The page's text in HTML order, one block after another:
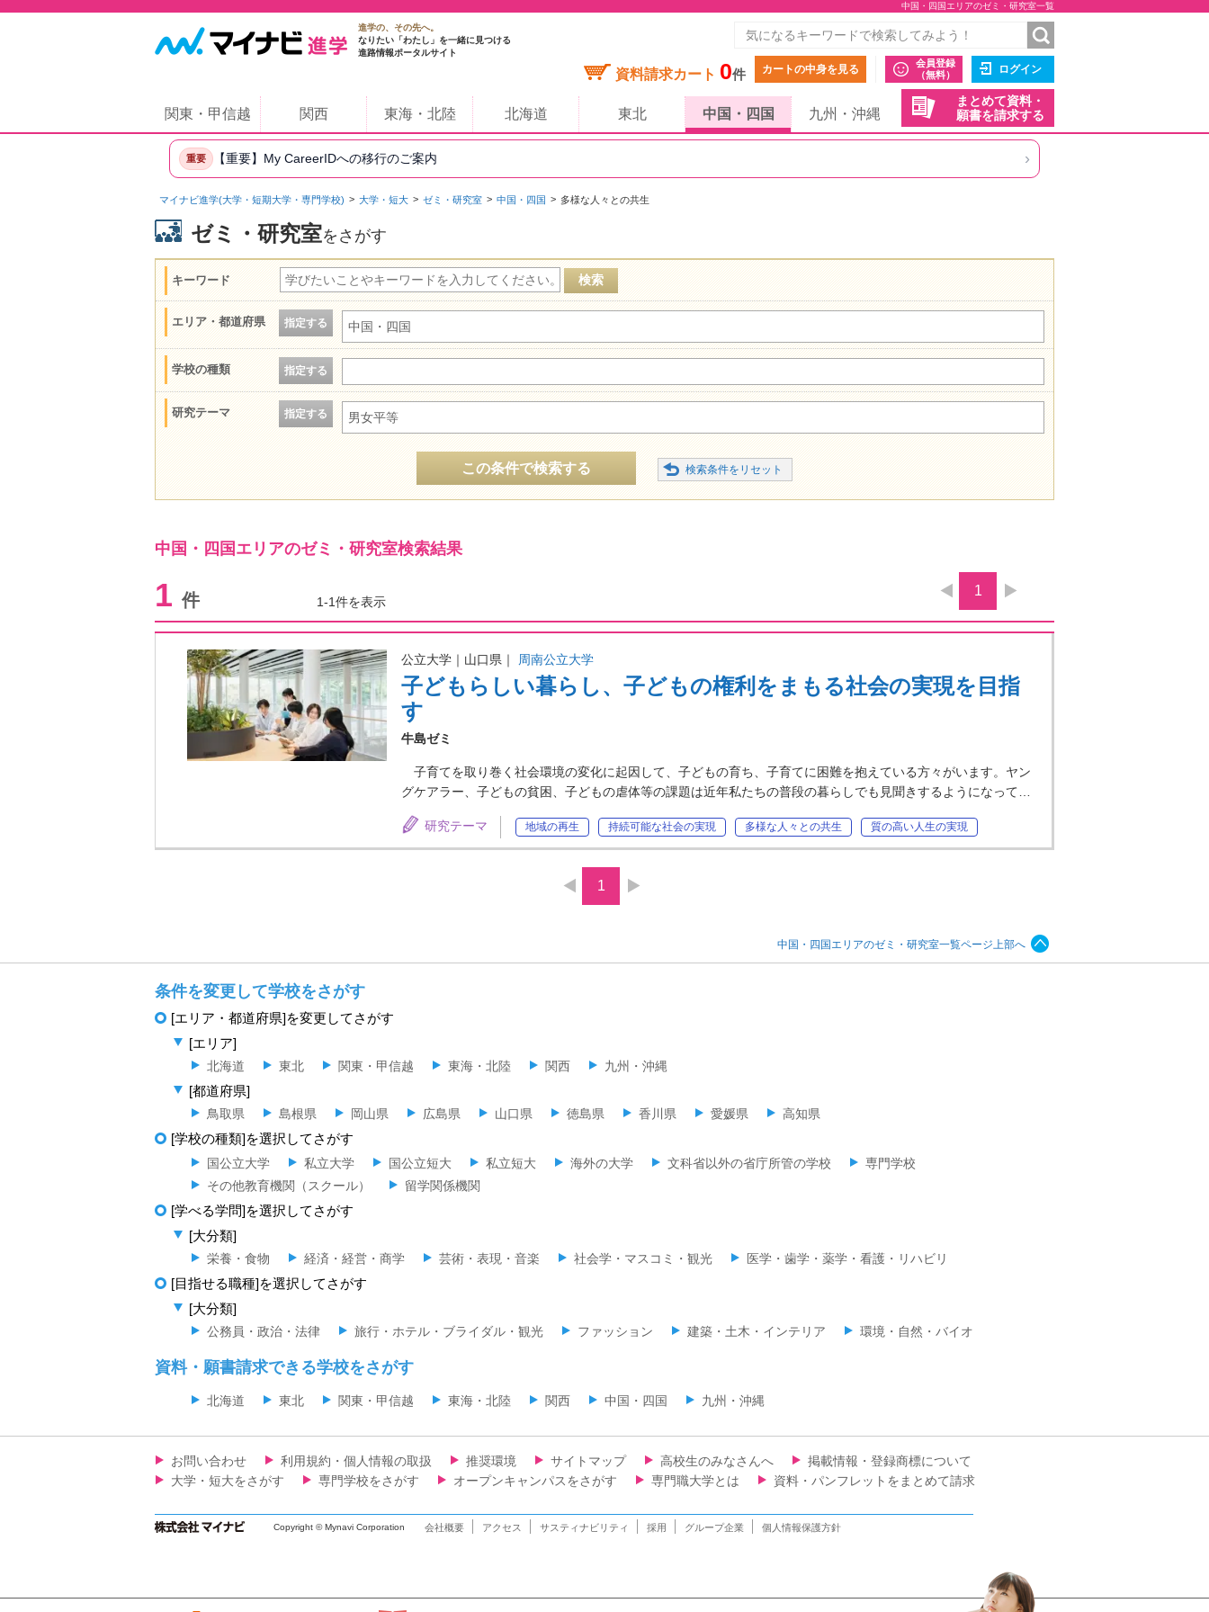
中国・四国エリアのゼミ・研究室一覧
進学の、その先へ。
なりたい「わたし」を一緒に見つける
進路情報ポータルサイト
資料請求カート 0件 カートの中身を見る
会員登録
（無料）
ログイン
まとめて資料・
願書を請求する
関東・甲信越 関西 東海・北陸 北海道 東北 中国・四国 九州・沖縄
重要 【重要】My CareerIDへの移行のご案内 ›
マイナビ進学(大学・短期大学・専門学校) 大学・短大 ゼミ・研究室 中国・四国 多様な人々との共生
ゼミ・研究室をさがす
キーワード
エリア・都道府県 指定する 中国・四国
学校の種類 指定する
研究テーマ 指定する 男女平等
この条件で検索する
中国・四国エリアのゼミ・研究室検索結果
1 件 1-1件を表示
1
公立大学｜山口県｜ 周南公立大学
子どもらしい暮らし、子どもの権利をまもる社会の実現を目指
す
牛島ゼミ
子育てを取り巻く社会環境の変化に起因して、子どもの育ち、子育てに困難を抱えている方々がいます。ヤン
グケアラー、子どもの貧困、子どもの虐体等の課題は近年私たちの普段の暮らしでも見聞きするようになって…
研究テーマ 地域の再生 持続可能な社会の実現 多様な人々との共生 質の高い人生の実現
1
中国・四国エリアのゼミ・研究室一覧ページ上部へ
条件を変更して学校をさがす
[エリア・都道府県]を変更してさがす
[エリア]
北海道 東北 関東・甲信越 東海・北陸 関西 九州・沖縄
[都道府県]
鳥取県 島根県 岡山県 広島県 山口県 徳島県 香川県 愛媛県 高知県
[学校の種類]を選択してさがす
国公立大学 私立大学 国公立短大 私立短大 海外の大学 文科省以外の省庁所管の学校
専門学校
その他教育機関（スクール）
留学関係機関
[学べる学問]を選択してさがす
[大分類]
栄養・食物 経済・経営・商学 芸術・表現・音楽 社会学・マスコミ・観光 医学・歯学・薬学・看護・リハビリ
[目指せる職種]を選択してさがす
[大分類]
公務員・政治・法律 旅行・ホテル・ブライダル・観光 ファッション 建築・土木・インテリア 環境・自然・バイオ
資料・願書請求できる学校をさがす
北海道 東北 関東・甲信越 東海・北陸 関西 中国・四国 九州・沖縄
お問い合わせ 利用規約・個人情報の取扱 推奨環境 サイトマップ 高校生のみなさんへ
掲載情報・登録商標について
大学・短大をさがす
専門学校をさがす オープンキャンパスをさがす 専門職大学とは 資料・パンフレットをまとめて請求
Copyright © Mynavi Corporation 会社概要 アクセス サスティナビリティ 採用 グループ企業 個人情報保護方針